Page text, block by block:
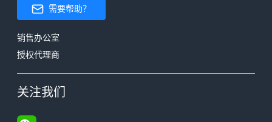
需要帮助？
销售办公室
授权代理商
关注我们